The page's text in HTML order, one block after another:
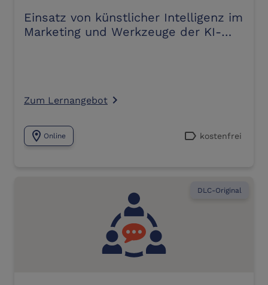
Einsatz von künstlicher Intelligenz im
Marketing und Werkzeuge der KI-
Zum Lernangebot navigate_next
location_on Online label kostenfrei
DLC-Original